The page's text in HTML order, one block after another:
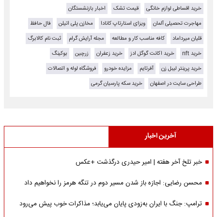
خرید اقساطی لوازم خانگی قیمت تشک
اخبار بازنشستگان
مهاجرت تحصیلی آلمان
ویزای استارتاپ کانادا مخازن پلی اتیلن
فال حافظ
قلیان میرداماد
کافه مناسب کار و مطالعه مجله آرایش گرام
ثبت نام کالابرگ
خرید nft
خرید اکانت گوگل ادز خرید زعفران زرچین
بوکینگ
خرید پرینتر لیبل زن
آفرتایم مزایده خودرو
فروشگاه لوله و اتصالات
طراحی سایت در اصفهان
خرید سکه پارسیان گرمی
آخرین اخبار
خبر تلخ آخر هفته | امیر حیدری درگذشت +عکس
محسن رضایی: اجازه باز شدن مسیر دوم در تنگه هرمز را نخواهیم داد
ترامپ: جنگ با ایران به‌زودی پایان می‌یابد؛ مذاکرات خوب پیش می‌رود